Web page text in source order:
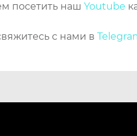
посетить наш Youtube
с нами в